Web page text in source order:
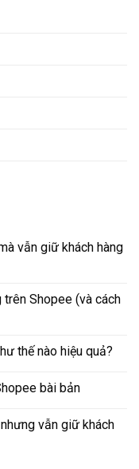
vẫn giữ khách hàng
Shopee (và cách
thế nào hiệu quả?
bài bản
vẫn giữ khách